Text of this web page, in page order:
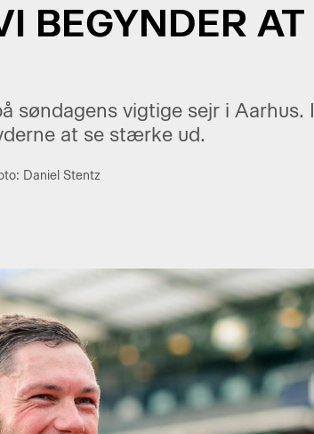
BEGYNDER AT
søndagens vigtige sejr i
at se stærke ud.
Daniel Stentz